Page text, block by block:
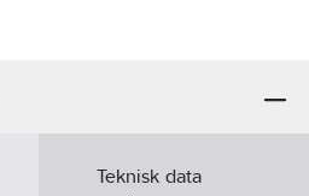
Teknisk data